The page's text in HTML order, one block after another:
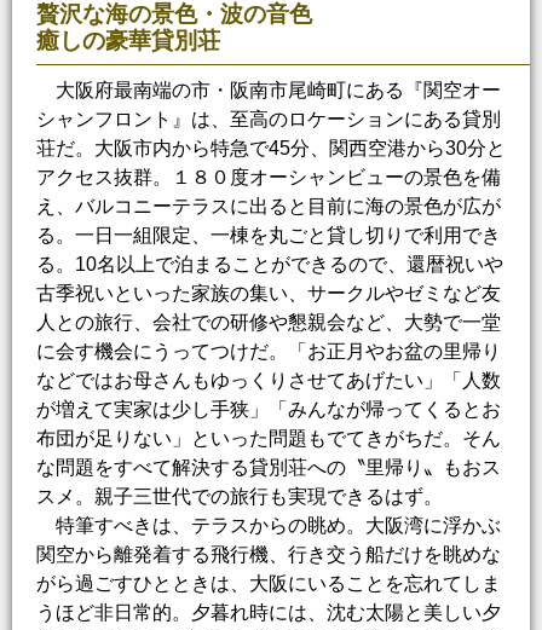
贅沢な海の景色・波の音色
癒しの豪華貸別荘
大阪府最南端の市・阪南市尾崎町にある『関空オー
シャンフロント』は、至高のロケーションにある貸別
荘だ。大阪市内から特急で45分、関西空港から30分と
アクセス抜群。１８０度オーシャンビューの景色を備
え、バルコニーテラスに出ると目前に海の景色が広が
る。一日一組限定、一棟を丸ごと貸し切りで利用でき
る。10名以上で泊まることができるので、還暦祝いや
古季祝いといった家族の集い、サークルやゼミなど友
人との旅行、会社での研修や懇親会など、大勢で一堂
に会す機会にうってつけだ。「お正月やお盆の里帰り
などではお母さんもゆっくりさせてあげたい」「人数
が増えて実家は少し手狭」「みんなが帰ってくるとお
布団が足りない」といった問題もでてきがちだ。そん
な問題をすべて解決する貸別荘への〝里帰り〟もおス
スメ。親子三世代での旅行も実現できるはず。
特筆すべきは、テラスからの眺め。大阪湾に浮かぶ
関空から離発着する飛行機、行き交う船だけを眺めな
がら過ごすひとときは、大阪にいることを忘れてしま
うほど非日常的。夕暮れ時には、沈む太陽と美しい夕